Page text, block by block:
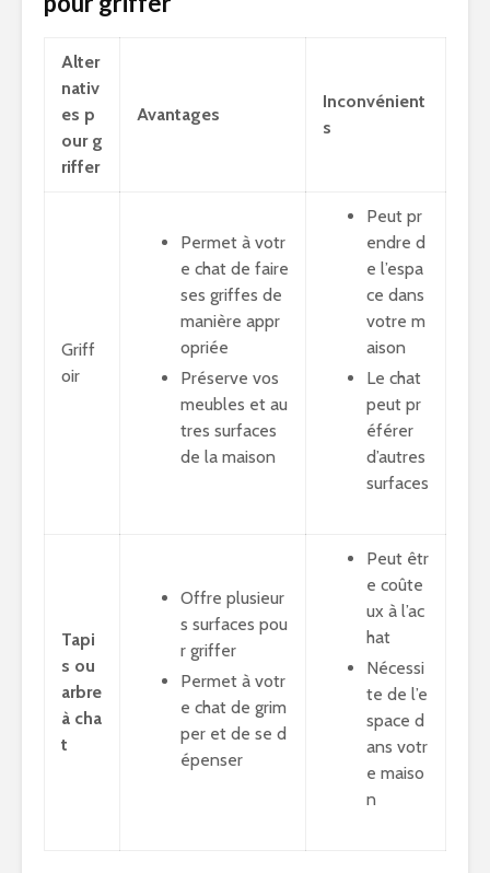
Alter
nativ
es p
our g
riffer
Avantages
Inconvénient
s
Griff
oir
Permet à votr
e chat de faire
ses griffes de
manière appr
opriée
Préserve vos
meubles et au
tres surfaces
de la maison
Peut pr
endre d
e l’espa
ce dans
votre m
aison
Le chat
peut pr
éférer
d’autres
surfaces
Tapi
s ou
arbre
à cha
t
Offre plusieur
s surfaces pou
r griffer
Permet à votr
e chat de grim
per et de se d
épenser
Peut êtr
e coûte
ux à l’ac
hat
Nécessi
te de l’e
space d
ans votr
e maiso
n